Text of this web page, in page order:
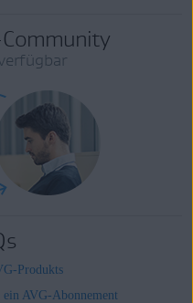
Produkts
AVG-Abonnement